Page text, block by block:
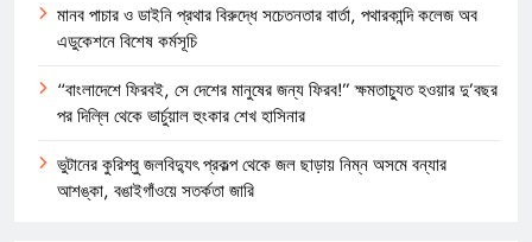
মানব পাচার ও ডাইনি প্রথার বিরুদ্ধে সচেতনতার বার্তা, পথারকান্দি কলেজ অব
এডুকেশনে বিশেষ কর্মসূচি
“বাংলাদেশে ফিরবই, সে দেশের মানুষের জন্য ফিরব!” ক্ষমতাচ্যুত হওয়ার দু’বছর
পর দিল্লি থেকে ভার্চুয়াল হুংকার শেখ হাসিনার
ভুটানের কুরিশ্বু জলবিদ্যুৎ প্রকল্প থেকে জল ছাড়ায় নিম্ন অসমে বন্যার
আশঙ্কা, বঙাইগাঁওয়ে সতর্কতা জারি